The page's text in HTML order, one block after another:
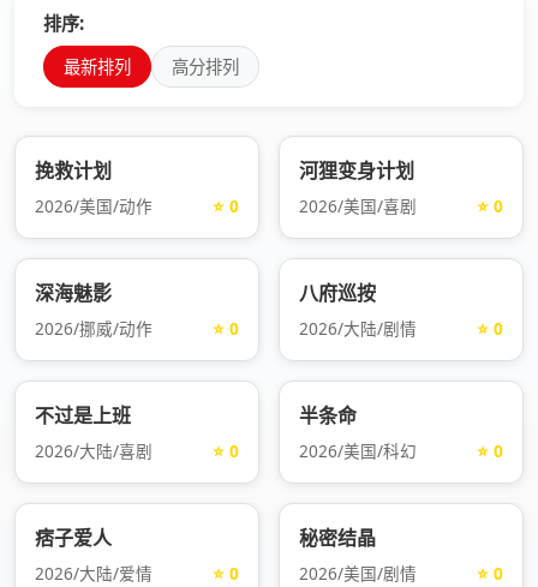
排序:
最新排列 高分排列
挽救计划
2026/美国/动作 ⭐ 0
河狸变身计划
2026/美国/喜剧 ⭐ 0
深海魅影
2026/挪威/动作 ⭐ 0
八府巡按
2026/大陆/剧情 ⭐ 0
不过是上班
2026/大陆/喜剧 ⭐ 0
半条命
2026/美国/科幻 ⭐ 0
痞子爱人
2026/大陆/爱情 ⭐ 0
秘密结晶
2026/美国/剧情 ⭐ 0